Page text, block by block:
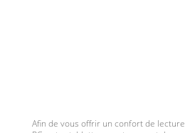
Afin de vous offrir un confort de